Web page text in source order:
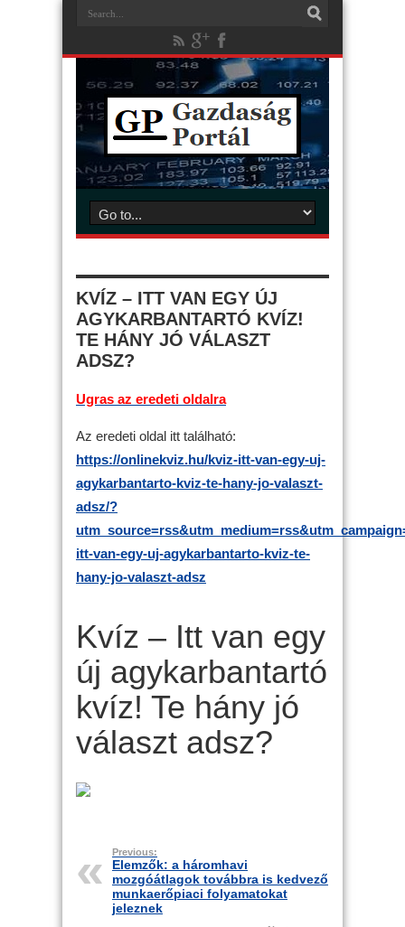
KVÍZ – ITT VAN EGY ÚJ
AGYKARBANTARTÓ KVÍZ!
TE HÁNY JÓ VÁLASZT
ADSZ?
Ugras az eredeti oldalra
Az eredeti oldal itt található:
https://onlinekviz.hu/kviz-itt-van-egy-uj-
agykarbantarto-kviz-te-hany-jo-valaszt-
adsz/?
itt-van-egy-uj-agykarbantarto-kviz-te-
hany-jo-valaszt-adsz
Kvíz – Itt van egy
új agykarbantartó
kvíz! Te hány jó
választ adsz?
Previous:
Elemzők: a háromhavi
mozgóátlagok továbbra is kedvező
munkaerőpiaci folyamatokat
jeleznek